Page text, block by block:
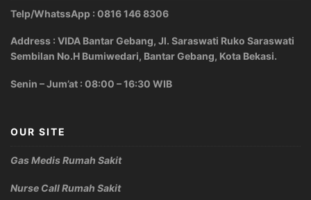
Telp/WhatssApp : 0816 146 8306
Address : VIDA Bantar Gebang, Jl. Saraswati Ruko Saraswati
Sembilan No.H Bumiwedari, Bantar Gebang, Kota Bekasi.
Senin – Jum’at : 08:00 – 16:30 WIB
OUR SITE
Gas Medis Rumah Sakit
Nurse Call Rumah Sakit